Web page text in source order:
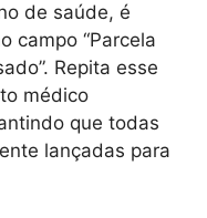
de saúde, é
campo “Parcela
Repita esse
médico
que todas
lançadas para